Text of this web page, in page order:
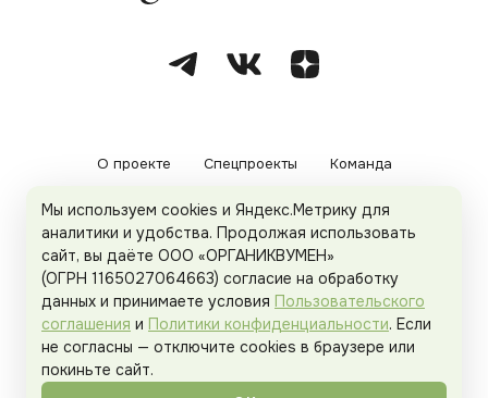
О проекте Спецпроекты Команда
Рекламодателям Политика конфиденциальности
Пользовательское соглашение
Organicwoman.ru . Все права защищены.
Мы используем cookies и Яндекс.Метрику для
аналитики и удобства. Продолжая использовать
сайт, вы даёте ООО «ОРГАНИКВУМЕН»
(ОГРН 1165027064663) согласие на обработку
данных и принимаете условия Пользовательского
соглашения и Политики конфиденциальности. Если
не согласны — отключите cookies в браузере или
покиньте сайт.